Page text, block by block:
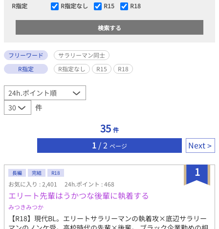
R指定 R指定なし R15 R18
フリーワード
サラリーマン同士
R指定
R指定なし R15 R18
件
35 件
1 / 2 ページ Next
1
長編 完結 R18
お気に入り : 2,401 24h.ポイント : 468
エリート先輩はうかつな後輩に執着する
みつきみつか
【R18】現代BL。エリートサラリーマンの執着攻×底辺サラリー